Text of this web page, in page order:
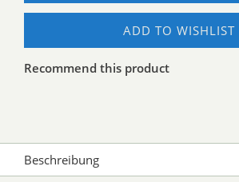
ADD TO WISHLIST
Recommend this product
Beschreibung